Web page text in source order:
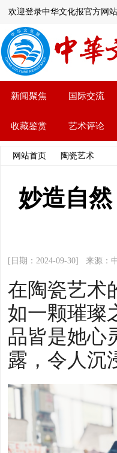
欢迎登录中华文化报官方网站
新闻聚焦 国际交流
收藏鉴赏 艺术评论
网站首页 陶瓷艺术
妙造自
[日期：2024-09-30] 来源：
在陶瓷艺术
如一颗璀璨
品皆是她心
露，令人沉